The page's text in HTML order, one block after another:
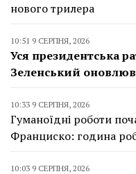
нового трилера
10:51 9 СЕРПНЯ, 2026
Уся президентська
Зеленський
10:33 9 СЕРПНЯ, 2026
Гуманоїдні роботи
Франциско: година
10:03 9 СЕРПНЯ, 2026